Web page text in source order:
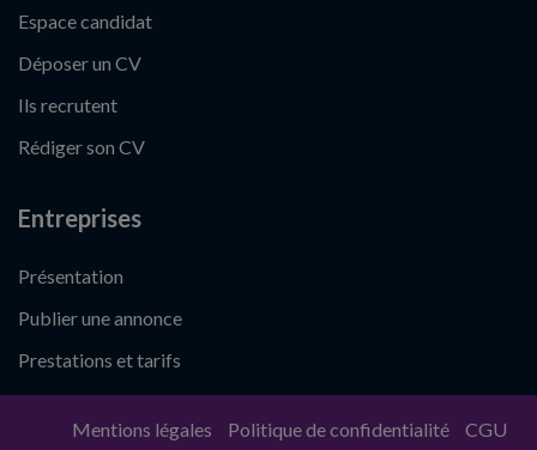
Espace candidat
Déposer un CV
Ils recrutent
Rédiger son CV
Entreprises
Présentation
Publier une annonce
Prestations et tarifs
Mentions légales Politique de confidentialité CGU